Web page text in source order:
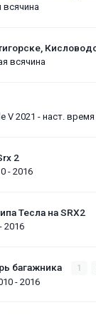
всячина
всячина
V 2021 - наст. время
2
- 2016
Тесла на SRX2
2016
багажника 1
- 2016